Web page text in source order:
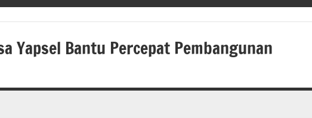
Yapsel Bantu Percepat Pembangunan